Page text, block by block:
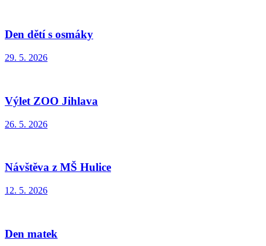
Den dětí s osmáky
29. 5. 2026
Výlet ZOO Jihlava
26. 5. 2026
Návštěva z MŠ Hulice
12. 5. 2026
Den matek